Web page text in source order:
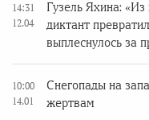
14:31
12.04
Гузель Яхина:
диктант
выплеснулось за
10:00
14.01
Снегопады на
жертвам